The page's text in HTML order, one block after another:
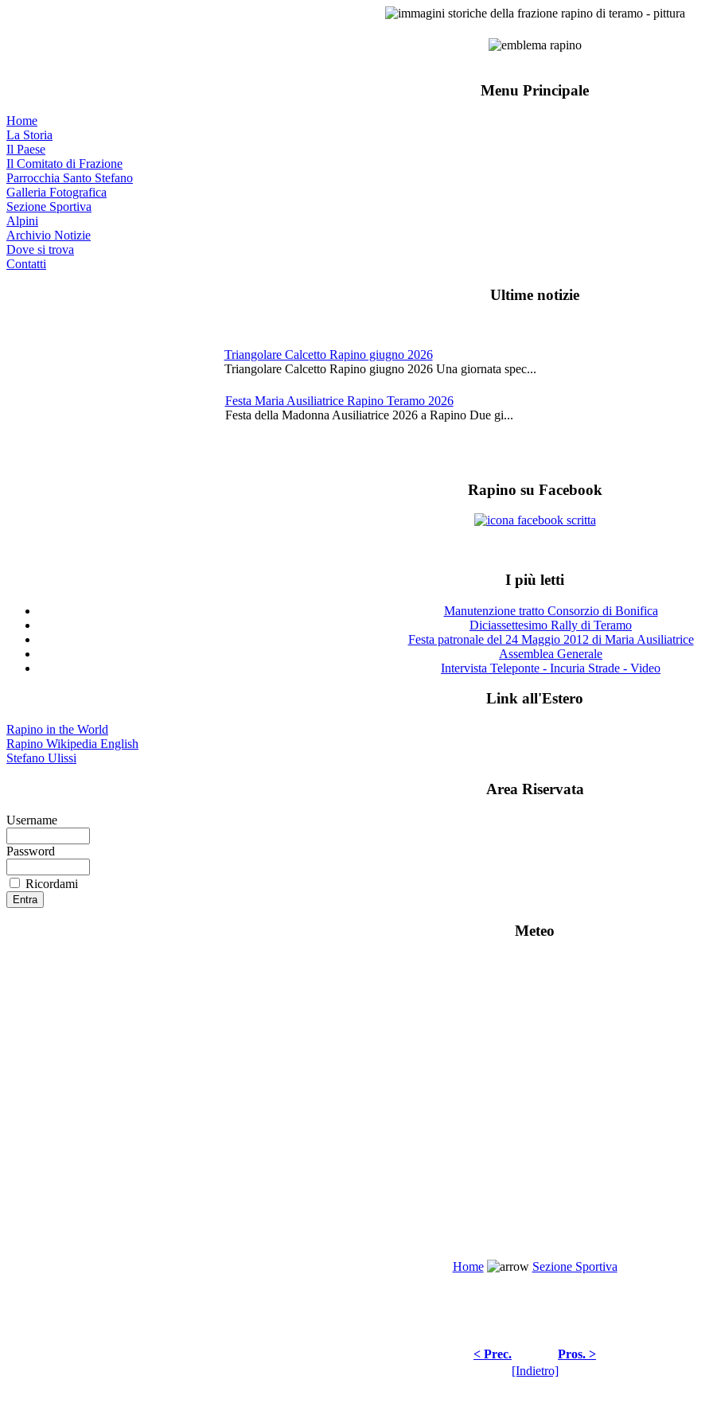
Menu Principale
Home
La Storia
Il Paese
Il Comitato di Frazione
Parrocchia Santo Stefano
Galleria Fotografica
Sezione Sportiva
Alpini
Archivio Notizie
Dove si trova
Contatti
Ultime notizie
Triangolare Calcetto Rapino giugno 2026
Triangolare Calcetto Rapino giugno 2026 Una giornata spec...
Festa Maria Ausiliatrice Rapino Teramo 2026
Festa della Madonna Ausiliatrice 2026 a Rapino Due gi...
Rapino su Facebook
I più letti
Manutenzione tratto Consorzio di Bonifica
Diciassettesimo Rally di Teramo
Festa patronale del 24 Maggio 2012 di Maria Ausiliatrice
Assemblea Generale
Intervista Teleponte - Incuria Strade - Video
Link all'Estero
Rapino in the World
Rapino Wikipedia English
Stefano Ulissi
Area Riservata
Username
Password
Ricordami
Meteo
Home Sezione Sportiva
< Prec.
Pros. >
[Indietro]